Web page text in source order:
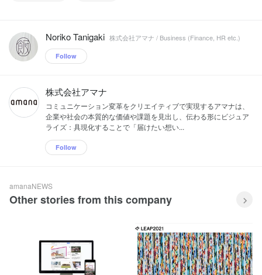
Noriko Tanigaki 株式会社アマナ / Business (Finance, HR etc.)
Follow
株式会社アマナ
コミュニケーション変革をクリエイティブで実現するアマナは、
企業や社会の本質的な価値や課題を見出し、伝わる形にビジュア
ライズ：具現化することで「届けたい想い...
Follow
amanaNEWS
Other stories from this company